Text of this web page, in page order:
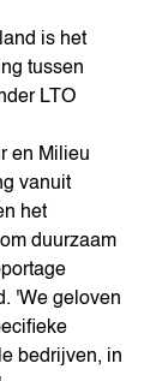
is het
tussen
LTO
en Milieu
vanuit
het
duurzaam
'We geloven
bedrijven, in